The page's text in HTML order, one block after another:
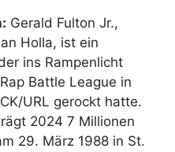
Gerald Fulton Jr.,
Holla, ist ein
ins Rampenlicht
Battle League in
URL gerockt hatte.
2024 7 Millionen
29. März 1988 in St.